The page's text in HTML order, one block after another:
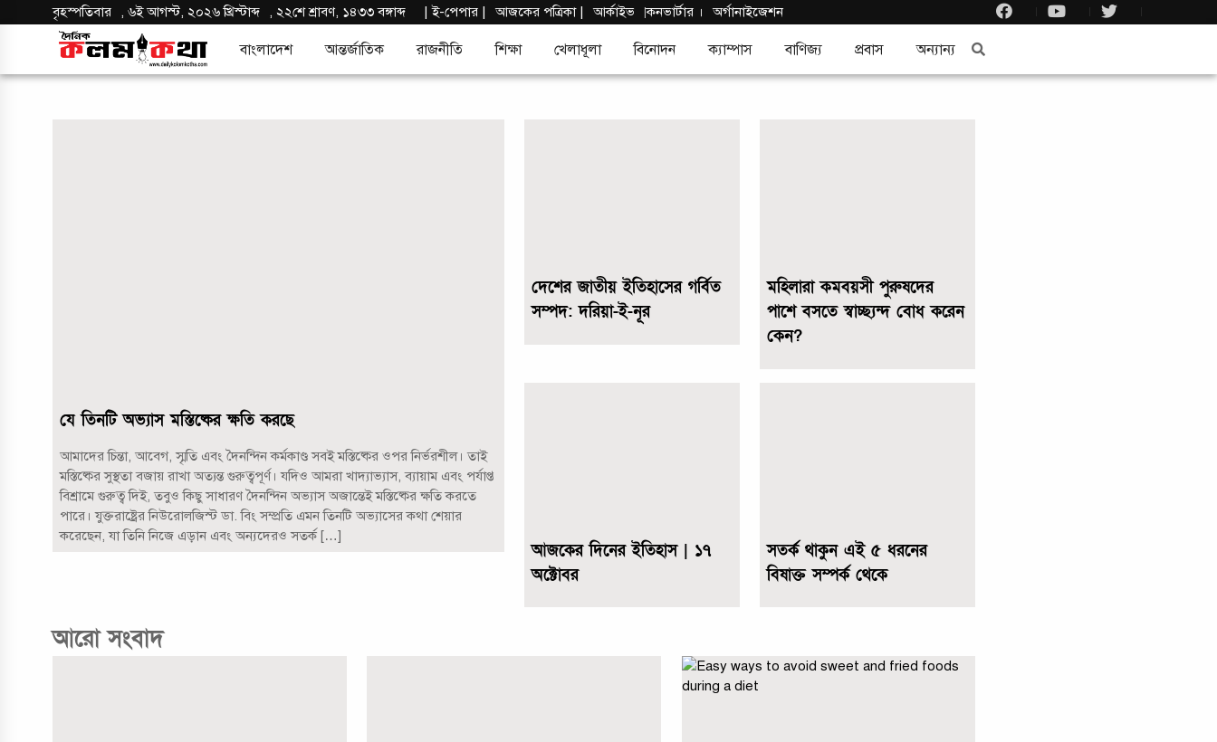
বৃহস্পতিবার ,৬ই আগস্ট, ২০২৬ খ্রিস্টাব্দ ,২২শে শ্রাবণ, ১৪৩৩ বঙ্গাব্দ |ই-পেপার | আজকের পত্রিকা | আর্কাইভ |কনভার্টার । অর্গানাইজেশন
বাংলাদেশ আন্তর্জাতিক রাজনীতি শিক্ষা খেলাধূলা বিনোদন ক্যাম্পাস বাণিজ্য প্রবাস অন্যান্য
যে তিনটি অভ্যাস মস্তিষ্কের ক্ষতি করছে
আমাদের চিন্তা, আবেগ, স্মৃতি এবং দৈনন্দিন কর্মকাণ্ড সবই মস্তিষ্কের ওপর নির্ভরশীল। তাই
মস্তিষ্কের সুস্থতা বজায় রাখা অত্যন্ত গুরুত্বপূর্ণ। যদিও আমরা খাদ্যাভ্যাস, ব্যায়াম এবং পর্যাপ্ত
বিশ্রামে গুরুত্ব দিই, তবুও কিছু সাধারণ দৈনন্দিন অভ্যাস অজান্তেই মস্তিষ্কের ক্ষতি করতে
পারে। যুক্তরাষ্ট্রের নিউরোলজিস্ট ডা. বিং সম্প্রতি এমন তিনটি অভ্যাসের কথা শেয়ার
করেছেন, যা তিনি নিজে এড়ান এবং অন্যদেরও সতর্ক […]
দেশের জাতীয় ইতিহাসের গর্বিত
সম্পদ: দরিয়া-ই-নূর
মহিলারা কমবয়সী পুরুষদের
পাশে বসতে স্বাচ্ছ্যন্দ বোধ করেন
কেন?
আজকের দিনের ইতিহাস | ১৭
অক্টোবর
সতর্ক থাকুন এই ৫ ধরনের
বিষাক্ত সম্পর্ক থেকে
আরো সংবাদ